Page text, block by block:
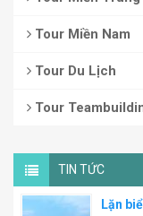
Tour Miền Nam
Tour Du Lịch
Tour
TIN TỨC
Lặn